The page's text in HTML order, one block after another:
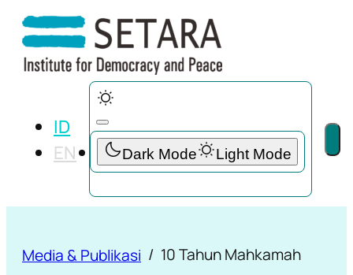
ID
EN
Media & Publikasi
10 Tahun Mahkamah